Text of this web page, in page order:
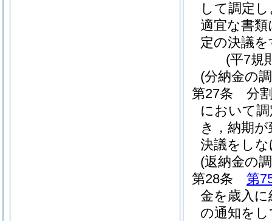
して調定
適宜な書
定の決議
(平7規
(分納金の
第27条
分
において
き，納期
決議をし
(返納金の
第28条
第
金を歳入
の通知を